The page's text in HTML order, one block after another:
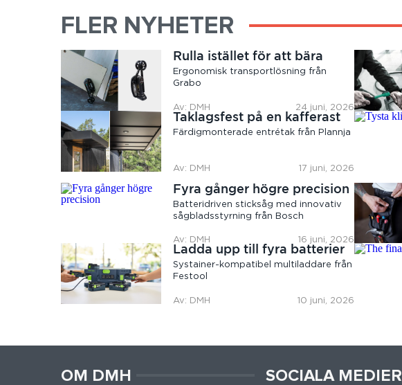
FLER NYHETER
Rulla istället för att bära
Ergonomisk transportlösning från
Grabo
Av: DMH 24 juni, 2026
Taklagsfest på en kafferast
Färdigmonterade entrétak från Plannja
Av: DMH 17 juni, 2026
Fyra gånger högre precision
Batteridriven sticksåg med innovativ
sågbladsstyrning från Bosch
Av: DMH 16 juni, 2026
Ladda upp till fyra batterier
Systainer-kompatibel multiladdare från
Festool
Av: DMH 10 juni, 2026
OM DMH SOCIALA MEDIER